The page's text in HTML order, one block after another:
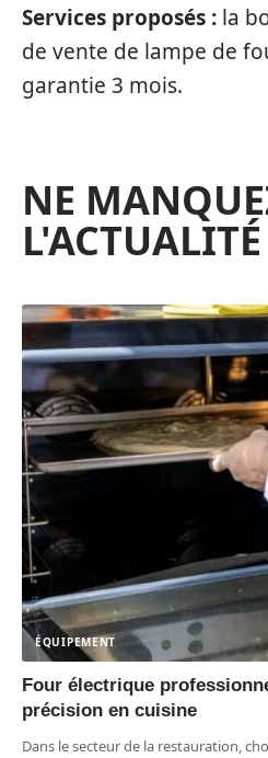
Services proposés : la
de vente de lampe de
garantie 3 mois.
NE
L'ACTUALITÉ
ÉQUIPEMENT
Four électrique
précision en cuisine
Dans le secteur de la restauration,